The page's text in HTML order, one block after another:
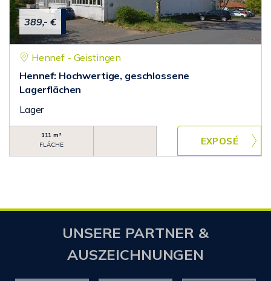
389,- €
Hennef - Geistingen
Hennef: Hochwertige, geschlossene
Lagerflächen
Lager
111 m²
FLÄCHE
UNSERE PARTNER &
AUSZEICHNUNGEN